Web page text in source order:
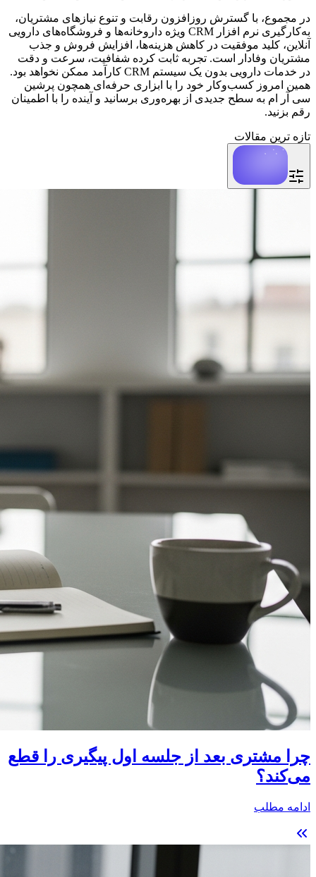
در مجموع، با گسترش روزافزون رقابت و تنوع نیازهای مشتریان،
به‌کارگیری نرم افزار CRM ویژه داروخانه‌ها و فروشگاه‌های دارویی
آنلاین، کلید موفقیت در کاهش هزینه‌ها، افزایش فروش و جذب
مشتریان وفادار است. تجربه ثابت کرده شفافیت، سرعت و دقت
در خدمات دارویی بدون یک سیستم CRM کارآمد ممکن نخواهد بود.
همین امروز کسب‌وکار خود را با ابزاری حرفه‌ای همچون پرشین
سی آر ام به سطح جدیدی از بهره‌وری برسانید و آینده را با اطمینان
رقم بزنید.
تازه ترین مقالات
چرا مشتری بعد از جلسه اول پیگیری را قطع
می‌کند؟
ادامه مطلب